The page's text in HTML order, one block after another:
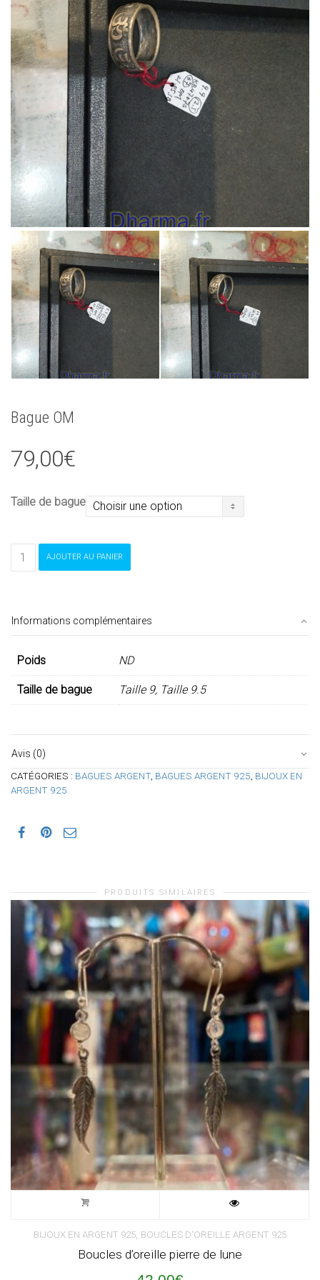
Bague OM
79,00€
Taille de bague
quantité
AJOUTER AU PANIER
Informations complémentaires
Poids ND
Taille de bague Taille 9, Taille 9.5
Avis (0)
CATÉGORIES : BAGUES ARGENT, BAGUES ARGENT 925 BIJOUX EN
ARGENT 925
PRODUITS SIMILAIRES
BIJOUX EN ARGENT 925, BOUCLES D'OREILLE ARGENT 925
Boucles d’oreille pierre de lune